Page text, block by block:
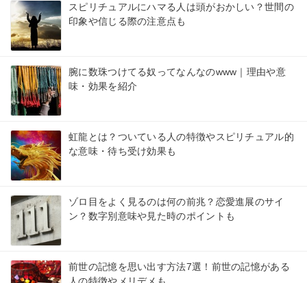
スピリチュアルにハマる人は頭がおかしい？世間の
印象や信じる際の注意点も
腕に数珠つけてる奴ってなんなのwww｜理由や意
味・効果を紹介
虹龍とは？ついている人の特徴やスピリチュアル的
な意味・待ち受け効果も
ゾロ目をよく見るのは何の前兆？恋愛進展のサイ
ン？数字別意味や見た時のポイントも
前世の記憶を思い出す方法7選！前世の記憶がある
人の特徴やメリデメも